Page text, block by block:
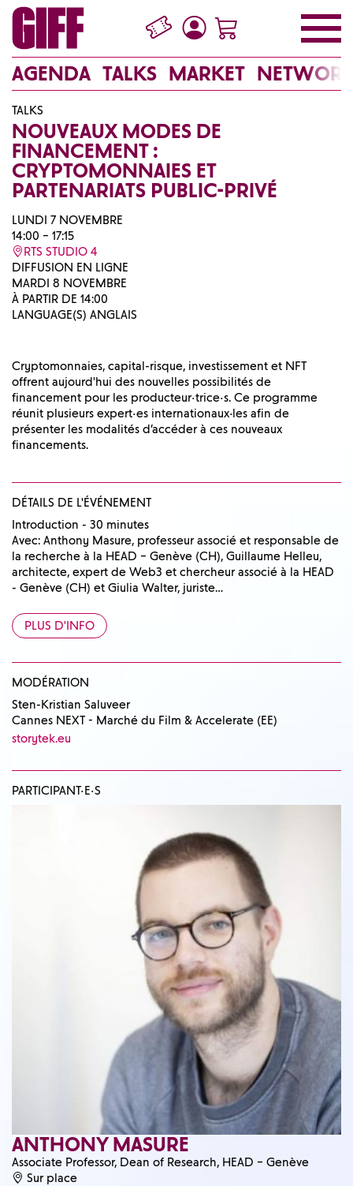
AGENDA TALKS MARKET
TALKS
NOUVEAUX MODES DE
FINANCEMENT :
CRYPTOMONNAIES ET
PARTENARIATS PUBLIC-PRIVÉ
LUNDI 7 NOVEMBRE
14:00 – 17:15
RTS STUDIO 4
DIFFUSION EN LIGNE
MARDI 8 NOVEMBRE
À PARTIR DE 14:00
LANGUAGE(S) ANGLAIS
Cryptomonnaies, capital-risque, investissement et NFT
offrent aujourd'hui des nouvelles possibilités de
financement pour les producteur·trice·s. Ce programme
réunit plusieurs expert·es internationaux·les afin de
présenter les modalités d’accéder à ces nouveaux
financements.
DÉTAILS DE L'ÉVÉNEMENT
Introduction - 30 minutes
Avec: Anthony Masure, professeur associé et responsable de
la recherche à la HEAD – Genève (CH), Guillaume Helleu,
architecte, expert de Web3 et chercheur associé à la HEAD
- Genève (CH) et Giulia Walter, juriste…
PLUS D'INFO
MODÉRATION
Sten-Kristian Saluveer
Cannes NEXT - Marché du Film & Accelerate (EE)
storytek.eu
PARTICIPANT·E·S
ANTHONY MASURE
Associate Professor, Dean of Research, HEAD – Genève
Sur place